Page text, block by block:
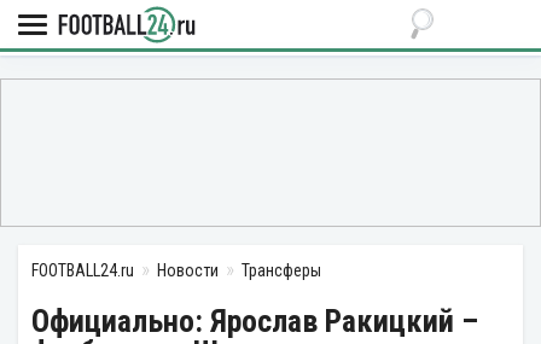
FOOTBALL24.ru Новости Трансферы
Официально: Ярослав Ракицкий –